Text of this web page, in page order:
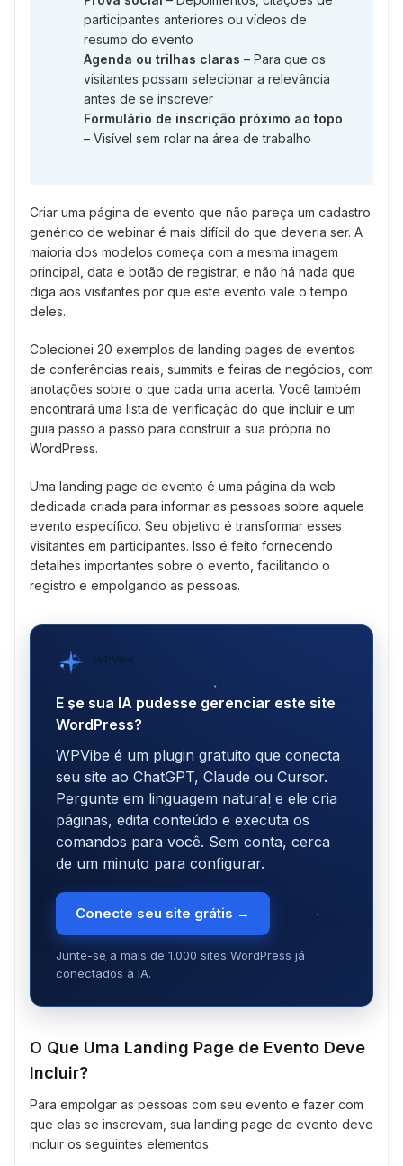
participantes anteriores ou vídeos de
resumo do evento
Agenda ou trilhas claras – Para que os
visitantes possam selecionar a relevância
antes de se inscrever
Formulário de inscrição próximo ao topo
– Visível sem rolar na área de trabalho
Criar uma página de evento que não pareça um cadastro
genérico de webinar é mais difícil do que deveria ser. A
maioria dos modelos começa com a mesma imagem
principal, data e botão de registrar, e não há nada que
diga aos visitantes por que este evento vale o tempo
deles.
Colecionei 20 exemplos de landing pages de eventos
de conferências reais, summits e feiras de negócios, com
anotações sobre o que cada uma acerta. Você também
encontrará uma lista de verificação do que incluir e um
guia passo a passo para construir a sua própria no
WordPress.
Uma landing page de evento é uma página da web
dedicada criada para informar as pessoas sobre aquele
evento específico. Seu objetivo é transformar esses
visitantes em participantes. Isso é feito fornecendo
detalhes importantes sobre o evento, facilitando o
registro e empolgando as pessoas.
WPVibe
E se sua IA pudesse gerenciar este site
WordPress?
WPVibe é um plugin gratuito que conecta
seu site ao ChatGPT, Claude ou Cursor.
Pergunte em linguagem natural e ele cria
páginas, edita conteúdo e executa os
comandos para você. Sem conta, cerca
de um minuto para configurar.
Conecte seu site grátis →
Junte-se a mais de 1.000 sites WordPress já
conectados à IA.
O Que Uma Landing Page de Evento Deve
Incluir?
Para empolgar as pessoas com seu evento e fazer com
que elas se inscrevam, sua landing page de evento deve
incluir os seguintes elementos: